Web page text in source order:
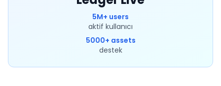
5M+ users
aktif kullanıcı
5000+ assets
destek